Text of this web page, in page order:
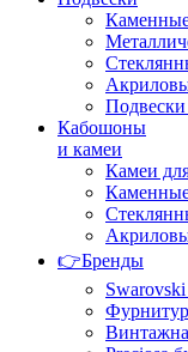
Кабошоны
и камеи
Камеи
👉Бренды